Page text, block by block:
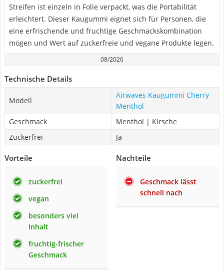
Streifen ist einzeln in Folie verpackt, was die Portabilität
erleichtert. Dieser Kaugummi eignet sich für Personen, die
eine erfrischende und fruchtige Geschmackskombination
mögen und Wert auf zuckerfreie und vegane Produkte legen.
08/2026
Technische Details
Modell
Airwaves Kaugummi Cherry
Menthol
Geschmack
Menthol | Kirsche
Zuckerfrei
Ja
Vorteile
zuckerfrei
vegan
besonders viel
Inhalt
fruchtig-frischer
Geschmack
Nachteile
Geschmack lässt
schnell nach